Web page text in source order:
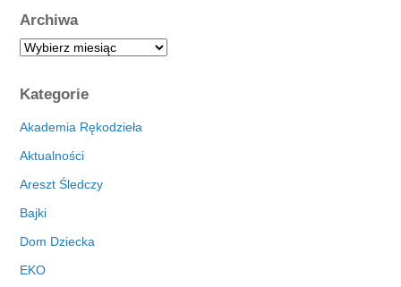
Archiwa
A
h
i
a
Kategorie
Akademia Rękodzieła
Aktualności
Areszt Śledczy
Bajki
Dom Dziecka
EKO